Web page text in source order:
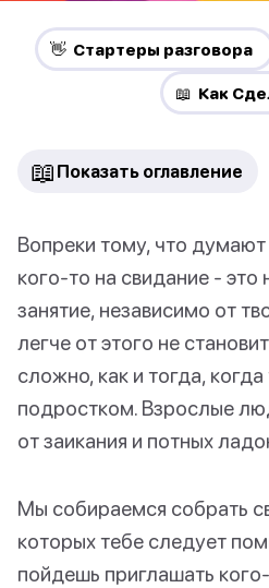
👋 Стартеры разговора
📖 Как
📖 Показать оглавление
Вопреки тому, что
кого-то на свидание -
занятие, независимо от
легче от этого не
сложно, как и тогда,
подростком. Взрослые
от заикания и потных
Мы собираемся собрать
которых тебе следует
пойдешь приглашать